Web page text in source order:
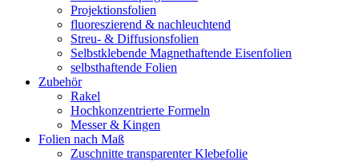
Projektionsfolien
fluoreszierend & nachleuchtend
Streu- & Diffusionsfolien
Selbstklebende Magnethaftende Eisenfolien
selbsthaftende Folien
Zubehör
Rakel
Hochkonzentrierte Formeln
Messer & Kingen
Folien nach Maß
Zuschnitte transparenter Klebefolie